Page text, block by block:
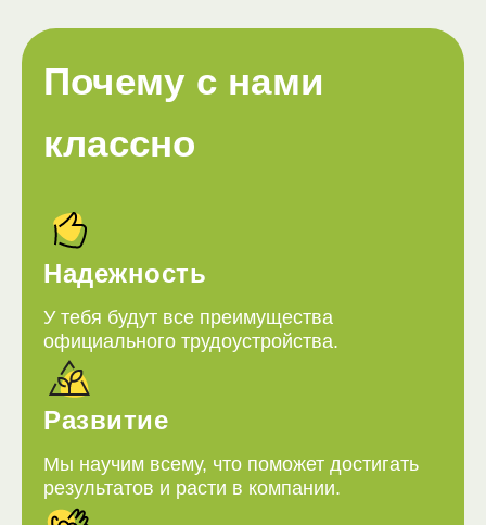
Почему с нами
классно
Надежность
У тебя будут все преимущества
официального трудоустройства.
Развитие
Мы научим всему, что поможет достигать
результатов и расти в компании.